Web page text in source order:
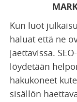
Kun luot
haluat että ne
jaettavissa.
löydetään
hakukoneet
sisällön